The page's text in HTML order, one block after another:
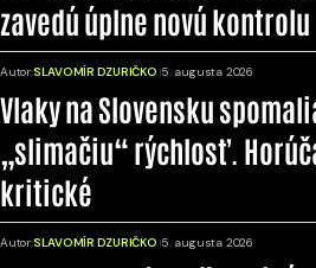
zavedú úplne novú kontrolu
Autor:SLAVOMÍR DZURIČKO 5. augusta 2026
Vlaky na Slovensku
„slimačiu“ rýchlosť.
kritické
Autor:SLAVOMÍR DZURIČKO 5. augusta 2026